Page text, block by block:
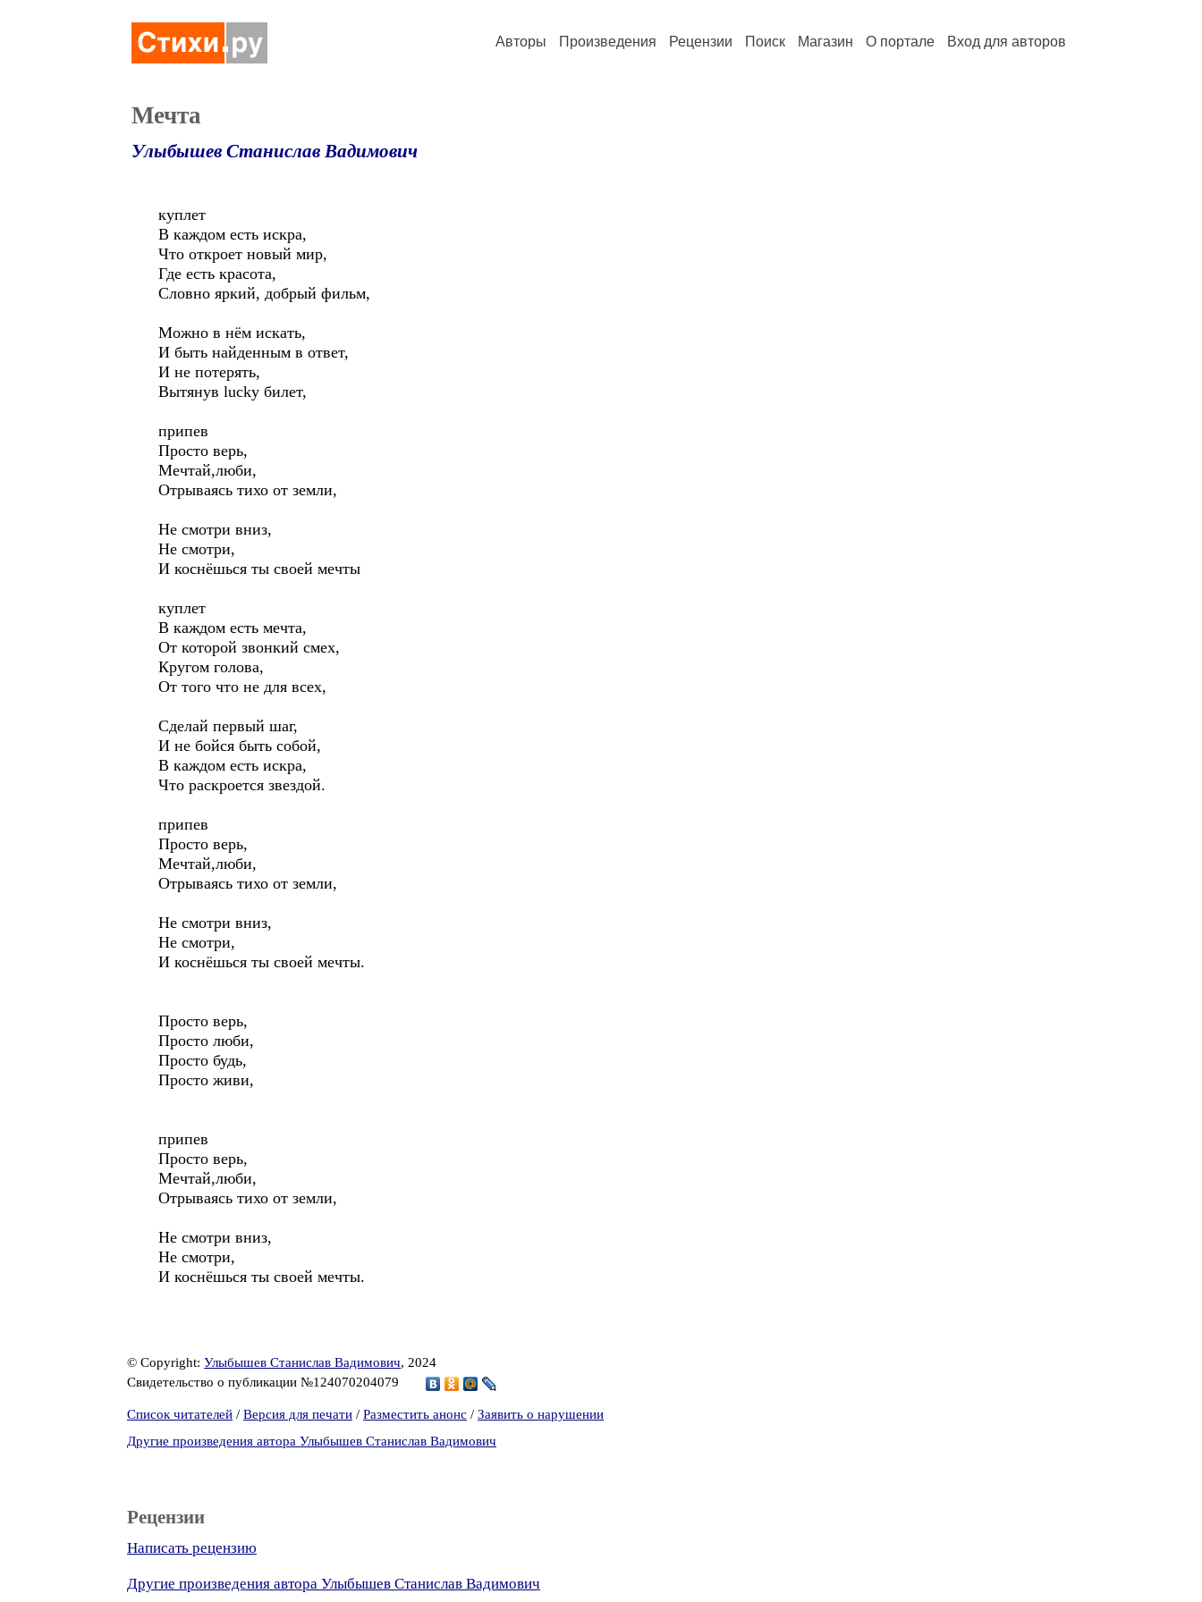
Авторы Произведения Рецензии Поиск Магазин О портале Вход для авторов
Мечта
Улыбышев Станислав Вадимович
куплет
В каждом есть искра,
Что откроет новый мир,
Где есть красота,
Словно яркий, добрый фильм,
Можно в нём искать,
И быть найденным в ответ,
И не потерять,
Вытянув lucky билет,
припев
Просто верь,
Мечтай,люби,
Отрываясь тихо от земли,
Не смотри вниз,
Не смотри,
И коснёшься ты своей мечты
куплет
В каждом есть мечта,
От которой звонкий смех,
Кругом голова,
От того что не для всех,
Сделай первый шаг,
И не бойся быть собой,
В каждом есть искра,
Что раскроется звездой.
припев
Просто верь,
Мечтай,люби,
Отрываясь тихо от земли,
Не смотри вниз,
Не смотри,
И коснёшься ты своей мечты.
Просто верь,
Просто люби,
Просто будь,
Просто живи,
припев
Просто верь,
Мечтай,люби,
Отрываясь тихо от земли,
Не смотри вниз,
Не смотри,
И коснёшься ты своей мечты.
© Copyright: Улыбышев Станислав Вадимович, 2024
Свидетельство о публикации №124070204079
Список читателей / Версия для печати / Разместить анонс / Заявить о нарушении
Другие произведения автора Улыбышев Станислав Вадимович
Рецензии
Написать рецензию
Другие произведения автора Улыбышев Станислав Вадимович